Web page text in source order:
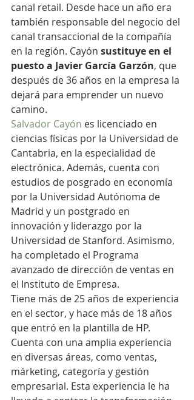
canal retail. Desde hace un año era
también responsable del negocio del
canal transaccional de la compañía
en la región. Cayón sustituye en el
puesto a Javier García Garzón, que
después de 36 años en la empresa la
dejará para emprender un nuevo
camino.
Salvador Cayón es licenciado en
ciencias físicas por la Universidad de
Cantabria, en la especialidad de
electrónica. Además, cuenta con
estudios de posgrado en economía
por la Universidad Autónoma de
Madrid y un postgrado en
innovación y liderazgo por la
Universidad de Stanford. Asimismo,
ha completado el Programa
avanzado de dirección de ventas en
el Instituto de Empresa.
Tiene más de 25 años de experiencia
en el sector, y hace más de 18 años
que entró en la plantilla de HP.
Cuenta con una amplia experiencia
en diversas áreas, como ventas,
márketing, categoría y gestión
empresarial. Esta experiencia le ha